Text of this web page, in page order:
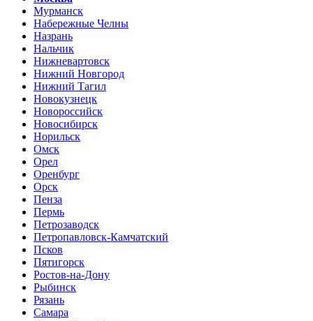
Мурманск
Набережные Челны
Назрань
Нальчик
Нижневартовск
Нижний Новгород
Нижний Тагил
Новокузнецк
Новороссийск
Новосибирск
Норильск
Омск
Орел
Оренбург
Орск
Пенза
Пермь
Петрозаводск
Петропавловск-Камчатский
Псков
Пятигорск
Ростов-на-Дону
Рыбинск
Рязань
Самара